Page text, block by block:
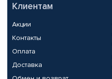
Клиентам
Акции
Контакты
Оплата
Доставка